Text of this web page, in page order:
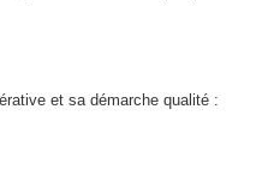
et sa démarche qualité :